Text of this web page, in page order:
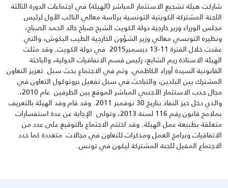
شاركت هيئة تشجيع الاستثمار المباشر (الهيئة) في اجتماعات الدورة الثالثة
اللجنة المشتركة الكويتية التونسية برئاسة معالي النائب الأول لرئيس
مجلس الوزراء وزير خارجية دولة الكويت الشيخ صباح خالد الحمد الصباح،
ونظيره التونسي معالي وزير الشؤون الخارجية الطيب البكوش، والتي
عقدت خلال الفترة 11-13 ديسمبر2015 في دولة الكويت. وقد مثلت
الهيئة الاستاذة ريم الشايع، رئيس قسم الاتفاقيات الدولية، والباحثة
القانونية السيدة أوراد الكاظمي. وتم في الاجتماع بحث سبل تعزيز التعاون
المشترك بين البلدين، والتباحث في سبل تفعيل بروتوكول التعاون في
مجال جذب الاستثمار الأجنبي المباشر الموقع بين الطرفين عام 2010،
والذي دخل حيز النفاذ بتاريخ 30 نوفمبر 2011. وقد قام وفد الهيئة بالتعريف
بملامح قانون رقم 116 لسنة 2013، وتولى الإجابة عن عدة استفسارات
متعلقة بطبيعة عمل الهيئة. وقد اختتم الاجتماع بالتوقيع على عدد من
الاتفاقيات وبرامج العمل ومذكرات للتعاون في مجالات متعددة كما حدد
الاجتماع المقبل للجنة المشتركة ليكون في تونس.